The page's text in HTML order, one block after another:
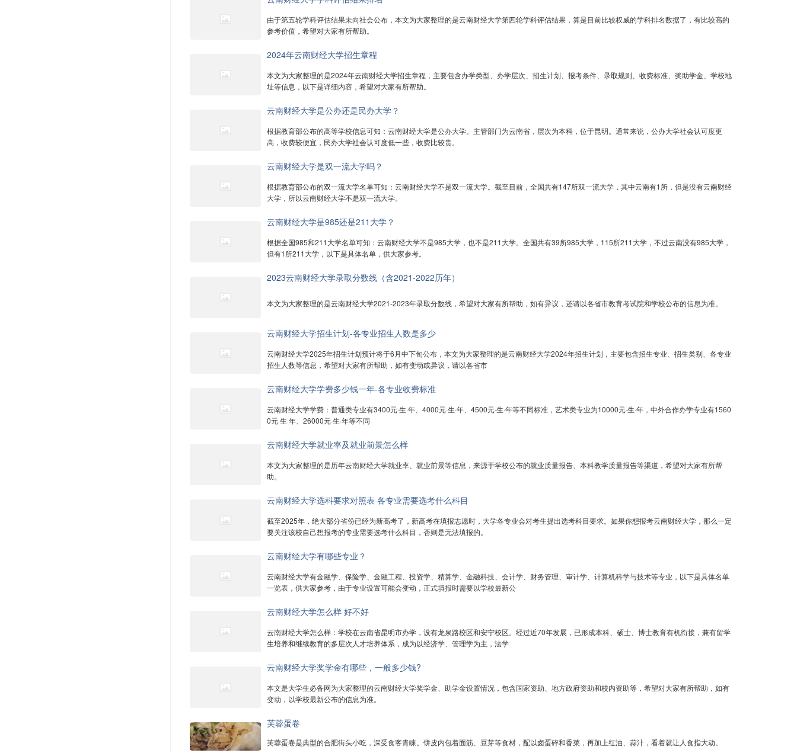
由于第五轮学科评估结果未向社会公布，本文为大家整理的是云南财经大学第四轮学科评估结果，算是目前比较权威的学科排名数据了，有比较高的
参考价值，希望对大家有所帮助。
2024年云南财经大学招生章程
本文为大家整理的是2024年云南财经大学招生章程，主要包含办学类型、办学层次、招生计划、报考条件、录取规则、收费标准、奖助学金、学校地
址等信息，以下是详细内容，希望对大家有所帮助。
云南财经大学是公办还是民办大学？
根据教育部公布的高等学校信息可知：云南财经大学是公办大学。主管部门为云南省，层次为本科，位于昆明。通常来说，公办大学社会认可度更
高，收费较便宜，民办大学社会认可度低一些，收费比较贵。
云南财经大学是双一流大学吗？
根据教育部公布的双一流大学名单可知：云南财经大学不是双一流大学。截至目前，全国共有147所双一流大学，其中云南有1所，但是没有云南财经
大学，所以云南财经大学不是双一流大学。
云南财经大学是985还是211大学？
根据全国985和211大学名单可知：云南财经大学不是985大学，也不是211大学。全国共有39所985大学，115所211大学，不过云南没有985大学，
但有1所211大学，以下是具体名单，供大家参考。
2023云南财经大学录取分数线（含2021-2022历年）
本文为大家整理的是云南财经大学2021-2023年录取分数线，希望对大家有所帮助，如有异议，还请以各省市教育考试院和学校公布的信息为准。
云南财经大学招生计划-各专业招生人数是多少
云南财经大学2025年招生计划预计将于6月中下旬公布，本文为大家整理的是云南财经大学2024年招生计划，主要包含招生专业、招生类别、各专业
招生人数等信息，希望对大家有所帮助，如有变动或异议，请以各省市
云南财经大学学费多少钱一年-各专业收费标准
云南财经大学学费：普通类专业有3400元·生·年、4000元·生·年、4500元·生·年等不同标准，艺术类专业为10000元·生·年，中外合作办学专业有1560
0元·生·年、26000元·生·年等不同
云南财经大学就业率及就业前景怎么样
本文为大家整理的是历年云南财经大学就业率、就业前景等信息，来源于学校公布的就业质量报告、本科教学质量报告等渠道，希望对大家有所帮
助。
云南财经大学选科要求对照表 各专业需要选考什么科目
截至2025年，绝大部分省份已经为新高考了，新高考在填报志愿时，大学各专业会对考生提出选考科目要求。如果你想报考云南财经大学，那么一定
要关注该校自己想报考的专业需要选考什么科目，否则是无法填报的。
云南财经大学有哪些专业？
云南财经大学有金融学、保险学、金融工程、投资学、精算学、金融科技、会计学、财务管理、审计学、计算机科学与技术等专业，以下是具体名单
一览表，供大家参考，由于专业设置可能会变动，正式填报时需要以学校最新公
云南财经大学怎么样 好不好
云南财经大学怎么样：学校在云南省昆明市办学，设有龙泉路校区和安宁校区。经过近70年发展，已形成本科、硕士、博士教育有机衔接，兼有留学
生培养和继续教育的多层次人才培养体系，成为以经济学、管理学为主，法学
云南财经大学奖学金有哪些，一般多少钱?
本文是大学生必备网为大家整理的云南财经大学奖学金、助学金设置情况，包含国家资助、地方政府资助和校内资助等，希望对大家有所帮助，如有
变动，以学校最新公布的信息为准。
芙蓉蛋卷
芙蓉蛋卷是典型的合肥街头小吃，深受食客青睐。饼皮内包着面筋、豆芽等食材，配以卤蛋碎和香菜，再加上红油、蒜汁，看着就让人食指大动。